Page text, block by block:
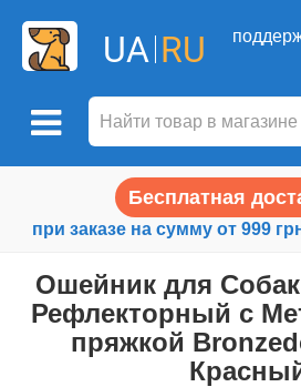
UA RU
Бесплатная
при заказе на сумму от 999
Ошейник для
Рефлекторный c
пряжкой